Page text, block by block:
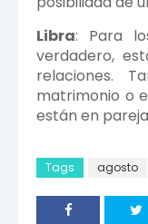
Libra: Para
verdadero,
relaciones.
matrimonio o
están en
Tags agosto